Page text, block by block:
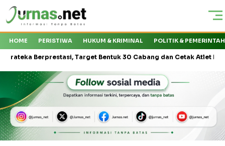
HOME PERISTIWA HUKUM & KRIMINAL POLITIK &
Berprestasi, Target Bentuk 30 Cabang dan Cetak Atlet Nasional